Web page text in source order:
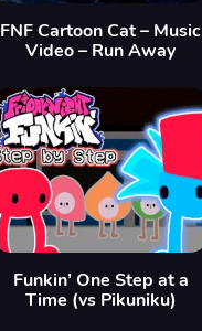
FNF Cartoon Cat – Music
Video – Run Away
Funkin’ One Step at a
Time (vs Pikuniku)